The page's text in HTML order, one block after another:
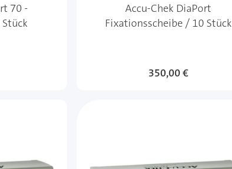
70 -
Accu-Chek DiaPort
Fixationsscheibe / 10 Stück
350,00 €